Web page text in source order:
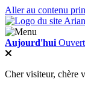
Aller au contenu
Aujourd'hui
Cher visiteur, chère